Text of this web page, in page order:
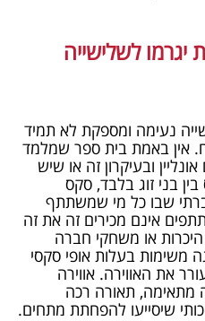
יגרמו לשלישייה
נעימה ומספקת לא תמיד
אין באמת בית ספר שמלמד
ובעיקרון זה או שיש
בני זוג בלבד, סקס
שבו כל מי שמשתתף
אינם מכירים זה את זה
או משחקי חברה
בעלות אופי סקסי
את האווירה. אווירה
מתאימה, תאורה רכה
שיסייעו להפחתת מתחים.